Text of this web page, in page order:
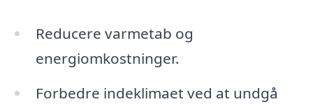
Reducere varmetab og
energiomkostninger.
Forbedre indeklimaet ved at undgå